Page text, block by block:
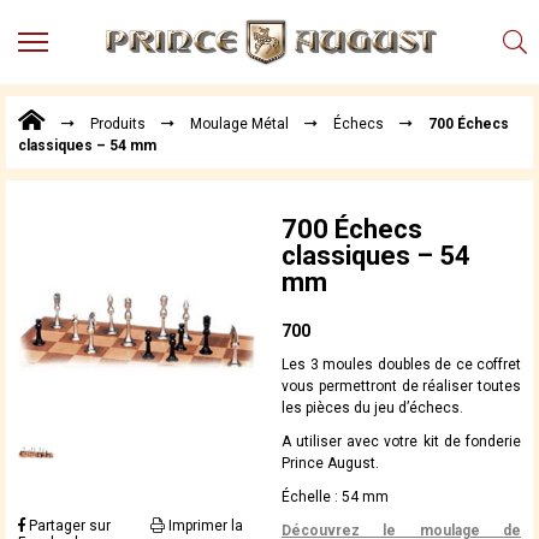
MENU
Points
de
Vente
Téléchargements
Techniques,
trucs et
Produits Moulage Métal Échecs
700 Échecs
classiques – 54 mm
Partager sur
Imprimer la
700 Échecs
classiques – 54
mm
700
Les 3 moules doubles de ce coffret
vous permettront de réaliser toutes
les pièces du jeu d’échecs.
A utiliser avec votre kit de fonderie
Prince August.
Échelle : 54 mm
Découvrez le moulage de